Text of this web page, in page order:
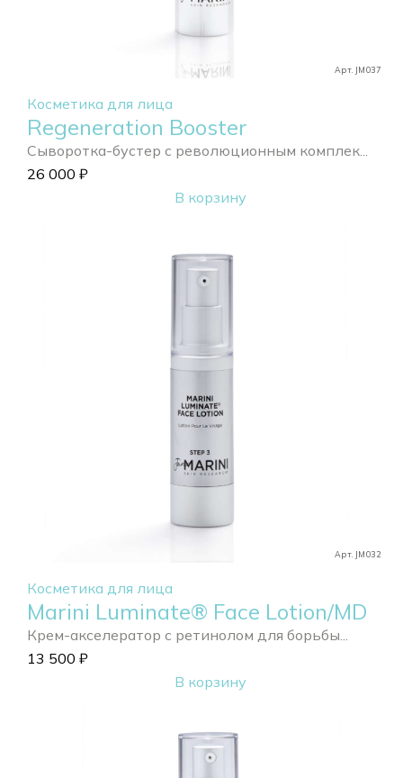
Арт. JM037
Косметика для лица
Regeneration Booster
Сыворотка-бустер с революционным комплек...
26 000 ₽
В корзину
Арт. JM032
Косметика для лица
Marini Luminate® Face Lotion/MD
Крем-акселератор с ретинолом для борьбы...
13 500 ₽
В корзину